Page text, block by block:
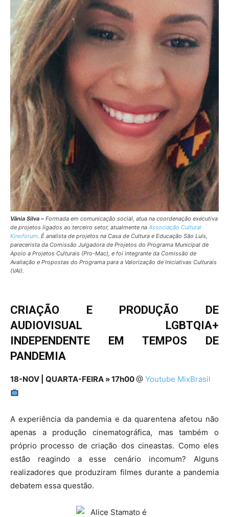
Vânia Silva – Formada em comunicação social, atua na coordenação executiva
de projetos ligados ao terceiro setor, atualmente na Associação Cultural
Kinoforum. É analista de projetos na Casa de Cultura e Educação São Luís,
parecerista da Comissão Julgadora de Projetos do Programa Municipal de
Apoio a Projetos Culturais (Pro-Mac), e foi integrante da Comissão de
Avaliação e Propostas do Programa para a Valorização de Iniciativas Culturais
(VAI).
CRIAÇÃO E PRODUÇÃO DE
AUDIOVISUAL LGBTQIA+
INDEPENDENTE EM TEMPOS DE
PANDEMIA
18-NOV | QUARTA-FEIRA » 17h00@ Youtube MixBrasil
A experiência da pandemia e da quarentena afetou não
apenas a produção cinematográfica, mas também o
próprio processo de criação dos cineastas. Como eles
estão reagindo a esse cenário incomum? Alguns
realizadores que produziram filmes durante a pandemia
debatem essa questão.